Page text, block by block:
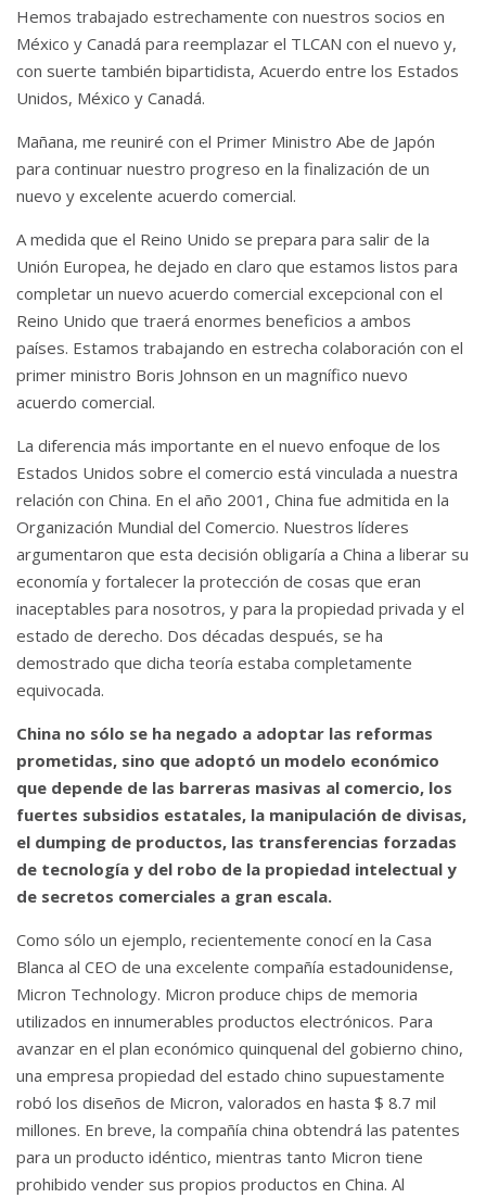
Hemos trabajado estrechamente con nuestros socios en
México y Canadá para reemplazar el TLCAN con el nuevo y,
con suerte también bipartidista, Acuerdo entre los Estados
Unidos, México y Canadá.
Mañana, me reuniré con el Primer Ministro Abe de Japón
para continuar nuestro progreso en la finalización de un
nuevo y excelente acuerdo comercial.
A medida que el Reino Unido se prepara para salir de la
Unión Europea, he dejado en claro que estamos listos para
completar un nuevo acuerdo comercial excepcional con el
Reino Unido que traerá enormes beneficios a ambos
países. Estamos trabajando en estrecha colaboración con el
primer ministro Boris Johnson en un magnífico nuevo
acuerdo comercial.
La diferencia más importante en el nuevo enfoque de los
Estados Unidos sobre el comercio está vinculada a nuestra
relación con China. En el año 2001, China fue admitida en la
Organización Mundial del Comercio. Nuestros líderes
argumentaron que esta decisión obligaría a China a liberar su
economía y fortalecer la protección de cosas que eran
inaceptables para nosotros, y para la propiedad privada y el
estado de derecho. Dos décadas después, se ha
demostrado que dicha teoría estaba completamente
equivocada.
China no sólo se ha negado a adoptar las reformas
prometidas, sino que adoptó un modelo económico
que depende de las barreras masivas al comercio, los
fuertes subsidios estatales, la manipulación de divisas,
el dumping de productos, las transferencias forzadas
de tecnología y del robo de la propiedad intelectual y
de secretos comerciales a gran escala.
Como sólo un ejemplo, recientemente conocí en la Casa
Blanca al CEO de una excelente compañía estadounidense,
Micron Technology. Micron produce chips de memoria
utilizados en innumerables productos electrónicos. Para
avanzar en el plan económico quinquenal del gobierno chino,
una empresa propiedad del estado chino supuestamente
robó los diseños de Micron, valorados en hasta $ 8.7 mil
millones. En breve, la compañía china obtendrá las patentes
para un producto idéntico, mientras tanto Micron tiene
prohibido vender sus propios productos en China. Al